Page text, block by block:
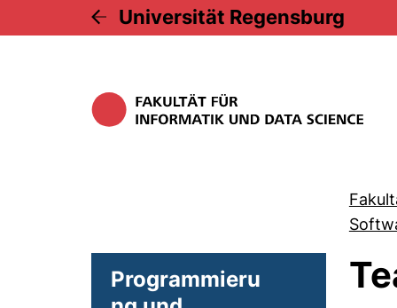
Universität Regensburg
Programmieru